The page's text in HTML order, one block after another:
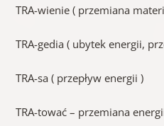
TRA-wienie ( przemiana
TRA-gedia ( ubytek energii,
TRA-sa ( przepływ energii )
TRA-tować – przemiana